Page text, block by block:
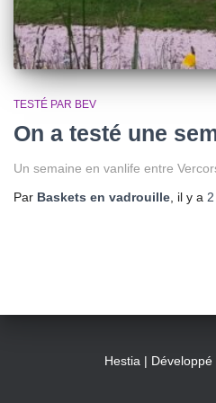
TESTÉ PAR BEV
On a testé une
Un semaine en vanlife entre
Par Baskets en vadrouille , il y a
Hestia | Développé